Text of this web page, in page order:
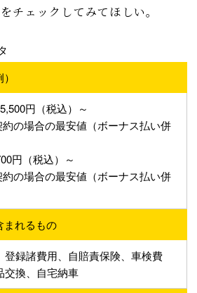
チェックしてみてほしい。
円（税込）～
の場合の最安値（ボーナス払い併
円（税込）～
の場合の最安値（ボーナス払い併
まれるもの
登録諸費用、自賠責保険、車検費
交換、自宅納車